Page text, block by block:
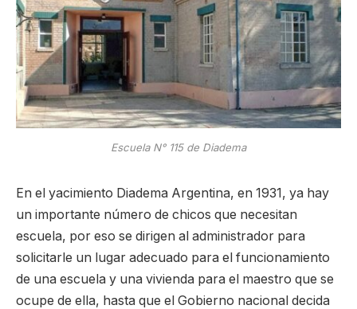
Escuela N° 115 de Diadema
En el yacimiento Diadema Argentina, en 1931, ya hay
un importante número de chicos que necesitan
escuela, por eso se dirigen al administrador para
solicitarle un lugar adecuado para el funcionamiento
de una escuela y una vivienda para el maestro que se
ocupe de ella, hasta que el Gobierno nacional decida